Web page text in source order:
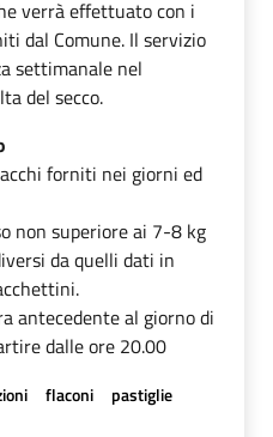
verrà effettuato con i
dal Comune. Il servizio
settimanale nel
del secco.
forniti nei giorni ed
non superiore ai 7-8 kg
da quelli dati in
antecedente al giorno di
dalle ore 20.00
flaconi
pastiglie